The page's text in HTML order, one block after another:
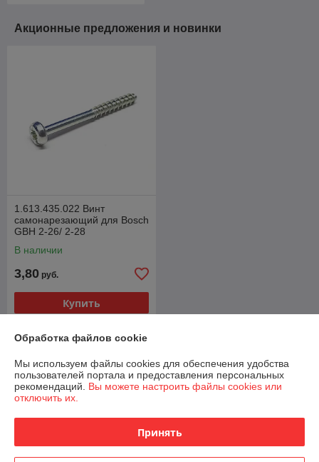
Акционные предложения и новинки
1.613.435.022 Винт
самонарезающий для Bosch
GBH 2-26/ 2-28
В наличии
3,80 руб.
Купить
О нас
100% положительных из 42 отзывов за год
Компания продает на
г. Могилев
Обработка файлов cookie
Мы используем файлы cookies для обеспечения удобства
пользователей портала и предоставления персональных
рекомендаций. Вы можете настроить файлы cookies или
отключить их.
Принять